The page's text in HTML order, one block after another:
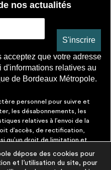
nos actualités
acceptez que votre adresse
relatives au
de Bordeaux Métropole.
personnel pour suivre et
les désabonnements, les
relatives à l’envoi de la
d’accès, de rectification,
qu’un droit de limitation et
en cliquant sur le lien de
message. Vous pouvez
dépose des cookies pour
et l’utilisation du site, pour